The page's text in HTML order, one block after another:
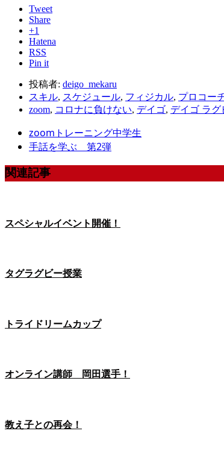
Tweet
Share
+1
Hatena
RSS
Pin it
投稿者: deigo_mekaru
スキル, スケジュール, フィジカル, プロコー
zoom, コロナに負けない, デイゴ, デイゴ ラ
zoomトレーニング中学生
手話を学ぶ 第2弾
関連記事
スペシャルイベント開催！
タグラグビー授業
トライドリームカップ
オンライン講師 岡田選手！
教え子との再会！